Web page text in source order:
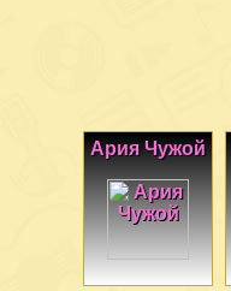
Ария Чужой